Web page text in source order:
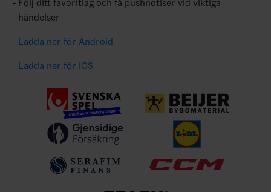
Följ ditt favoritlag och få pushnotiser vid viktiga
händelser
Ladda ner för Android
Ladda ner för IOS